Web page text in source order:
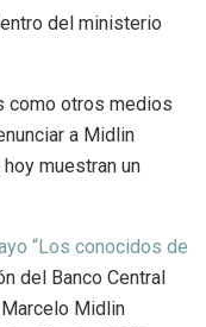
del ministerio
como otros medios
a Midlin
muestran un
“Los conocidos de
del Banco Central
Midlin